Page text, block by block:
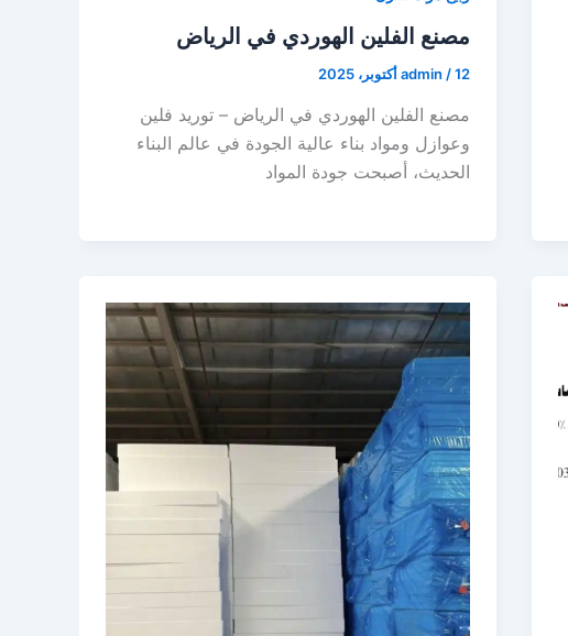
مصنع الفلين الهوردي في الرياض
admin /12 أكتوبر، 2025
مصنع الفلين الهوردي في الرياض – توريد فلين
وعوازل ومواد بناء عالية الجودة في عالم البناء
الحديث، أصبحت جودة المواد